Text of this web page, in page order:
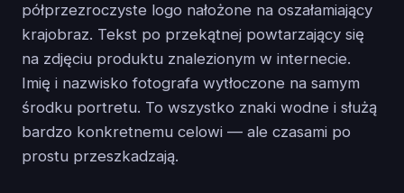
półprzezroczyste logo nałożone na oszałamiający
krajobraz. Tekst po przekątnej powtarzający się
na zdjęciu produktu znalezionym w internecie.
Imię i nazwisko fotografa wytłoczone na samym
środku portretu. To wszystko znaki wodne i służą
bardzo konkretnemu celowi — ale czasami po
prostu przeszkadzają.